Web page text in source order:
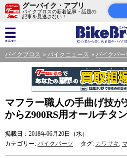
グーバイク・アプリ
バイクブロスの新着記事・話題の
記事を見逃さない！
バイクブロス バイクニュース バイクパー
マフラー職人の手曲げ技
からZ900RS用オールチタ
掲載日：2018年06月20日（水）
カテゴリー: バイクパーツ タグ: カワサキ,